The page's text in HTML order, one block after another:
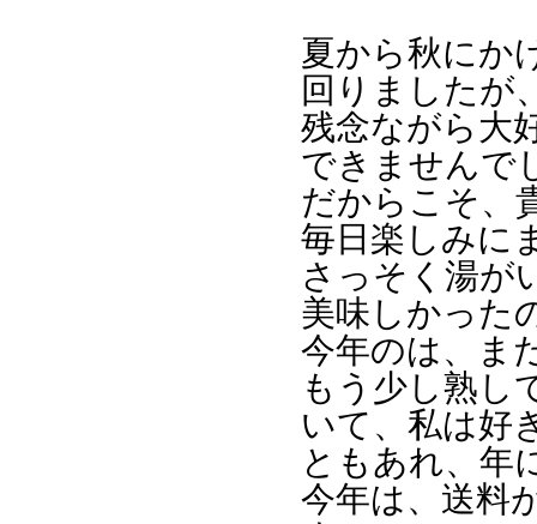
夏から秋にか
回りましたが
残念ながら大
できませんで
だからこそ、
毎日楽しみに
さっそく湯が
美味しかった
今年のは、ま
もう少し熟し
いて、私は好
ともあれ、年
今年は、送料